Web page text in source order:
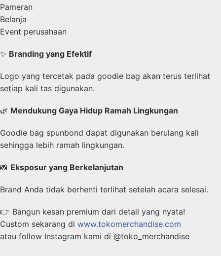
Pameran
Belanja
Event perusahaan
✨ Branding yang Efektif
Logo yang tercetak pada goodie bag akan terus terlihat
setiap kali tas digunakan.
🌿 Mendukung Gaya Hidup Ramah Lingkungan
Goodie bag spunbond dapat digunakan berulang kali
sehingga lebih ramah lingkungan.
📸 Eksposur yang Berkelanjutan
Brand Anda tidak berhenti terlihat setelah acara selesai.
👉 Bangun kesan premium dari detail yang nyata!
Custom sekarang di www.tokomerchandise.com
atau follow Instagram kami di @toko_merchandise